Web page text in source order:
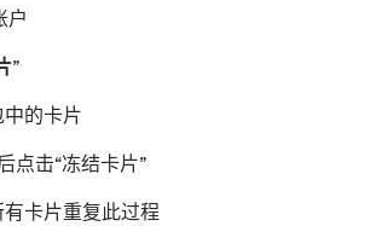
户
”
的卡片
点击“冻结卡片”
卡片重复此过程